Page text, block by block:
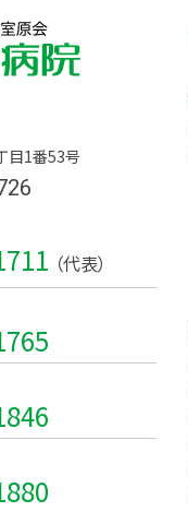
目1番53号
（代表）